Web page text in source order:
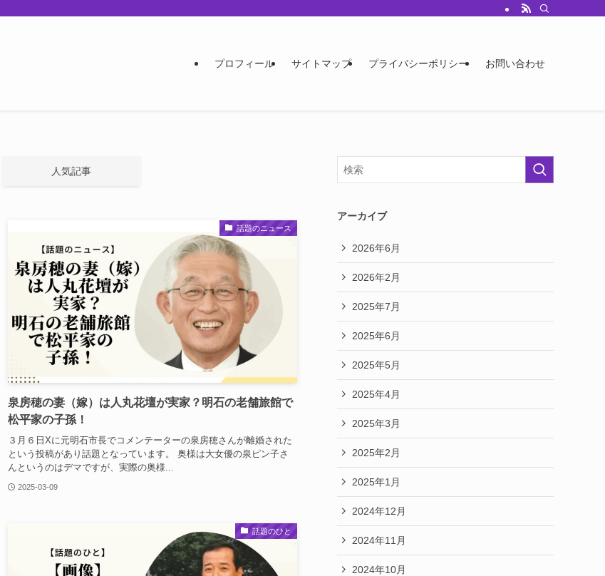
プロフィール サイトマップ プライバシーポリシー お問い合わせ
人気記事
話題のニュース
泉房穂の妻（嫁）は人丸花壇が実家？明石の老舗旅館で
松平家の子孫！
３月６日Xに元明石市長でコメンテーターの泉房穂さんが離婚された
という投稿があり話題となっています。 奥様は大女優の泉ピン子さ
んというのはデマですが、実際の奥様...
2025-03-09
話題のひと
アーカイブ
2026年6月
2026年2月
2025年7月
2025年6月
2025年5月
2025年4月
2025年3月
2025年2月
2025年1月
2024年12月
2024年11月
2024年10月